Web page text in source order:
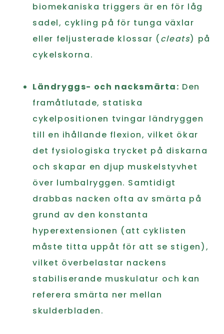
biomekaniska triggers är en för låg
sadel, cykling på för tunga växlar
eller feljusterade klossar (cleats) på
cykelskorna.
Ländryggs- och nacksmärta: Den
framåtlutade, statiska
cykelpositionen tvingar ländryggen
till en ihållande flexion, vilket ökar
det fysiologiska trycket på diskarna
och skapar en djup muskelstyvhet
över lumbalryggen. Samtidigt
drabbas nacken ofta av smärta på
grund av den konstanta
hyperextensionen (att cyklisten
måste titta uppåt för att se stigen),
vilket överbelastar nackens
stabiliserande muskulatur och kan
referera smärta ner mellan
skulderbladen.